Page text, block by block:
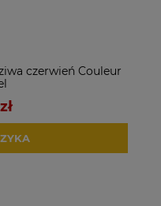
czerwień Couleur